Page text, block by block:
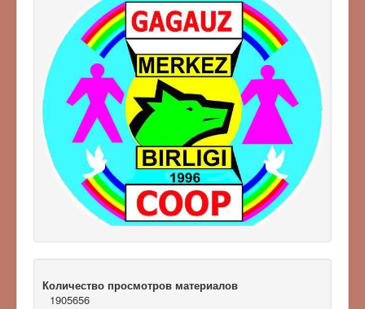
Количество просмотров материалов
1905656